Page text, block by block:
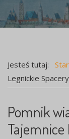
Jesteś tutaj:
Legnickie
Pomnik
Tajemnice